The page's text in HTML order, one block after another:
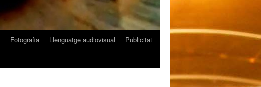
Fotografia Llenguatge audiovisual
Publicitat